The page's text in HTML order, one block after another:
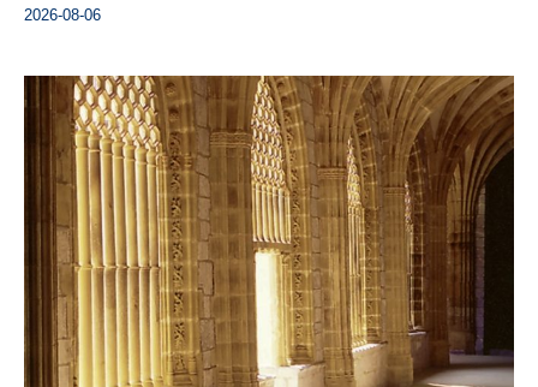
2026-08-06